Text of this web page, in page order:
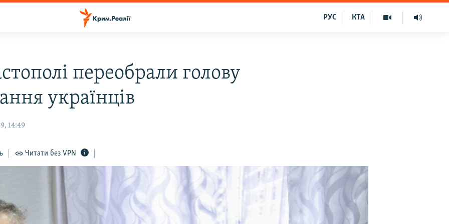
КТА
РУС
переобрали голову
українців
14:49
Читати без VPN